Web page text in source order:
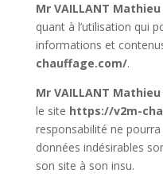
Mr VAILLANT Mathieu
quant à l’utilisation qui
informations et
chauffage.com/.
Mr VAILLANT Mathieu
le site https://v2m-
responsabilité ne
données indésirables
son site à son insu.